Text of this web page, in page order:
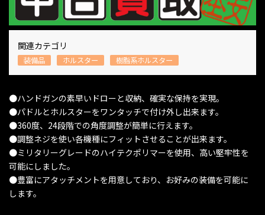
関連カテゴリ
装備品 ホルスター 樹脂系ホルスター
●ハンドガンの素早いドローと収納、確実な保持を実現。
●パドルとホルスターをワンタッチで付け外し出来ます。
●360度、24段階での角度調整が簡単に行えます。
●調整ネジを使い各機種にフィットさせることが出来ます。
●ミリタリーグレードのハイテクポリマーを使用、高い堅牢性を
可能にしました。
●豊富にアタッチメントを用意しており、お好みの装備を可能に
します。